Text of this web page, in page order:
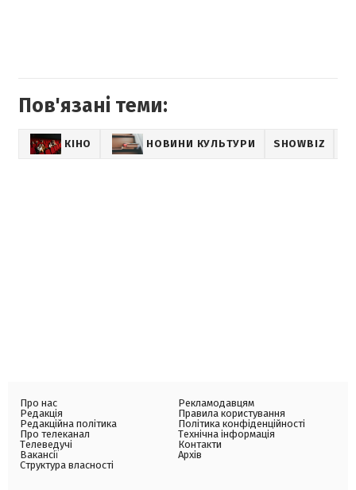
Пов'язані теми:
КІНО НОВИНИ КУЛЬТУРИ SHOWBIZ
Про нас
Редакція
Редакційна політика
Про телеканал
Телеведучі
Вакансії
Структура власності
Рекламодавцям
Правила користування
Політика конфіденційності
Технічна інформація
Контакти
Архів